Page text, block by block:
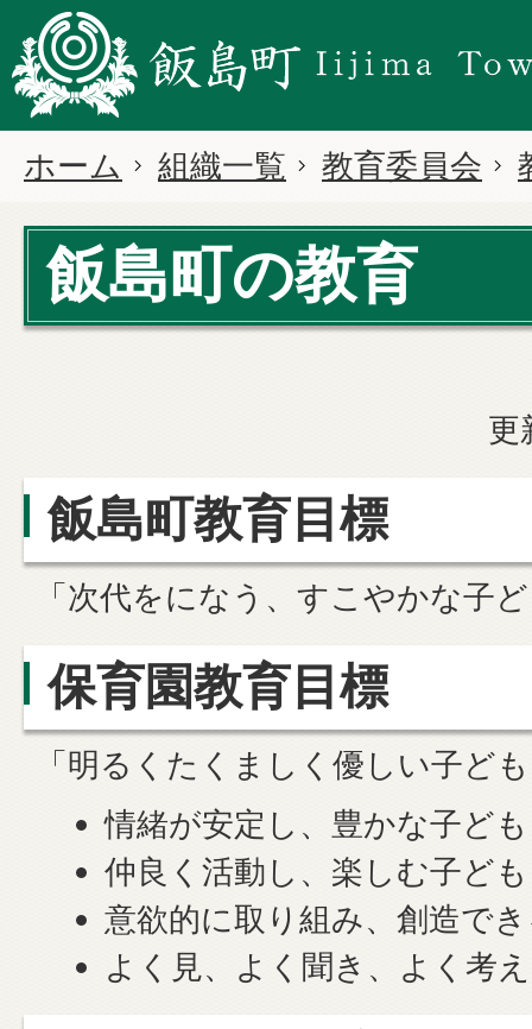
ホーム 組織一覧 教育委員会
飯島町の教育
更
飯島町教育目標
「次代をになう、すこやかな子
保育園教育目標
「明るくたくましく優しい子ど
情緒が安定し、豊かな子ども
仲良く活動し、楽しむ子ども
意欲的に取り組み、創造で
よく見、よく聞き、よく考